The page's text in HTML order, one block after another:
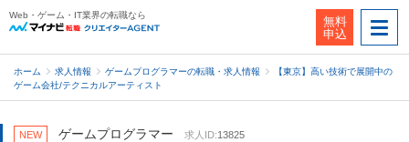
Web・ゲーム・IT業界の転職なら
無料
申込
ホーム 求人情報 ゲームプログラマーの転職・求人情報
【東京】高い技術で展開中の
ゲーム会社/テクニカルアーティスト
NEW ゲームプログラマー 求人ID:13825